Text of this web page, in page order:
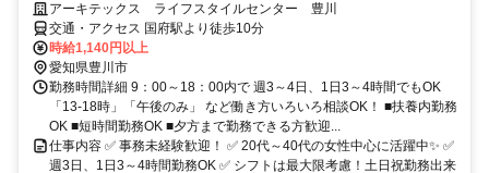
アーキテックス ライフスタイルセンター 豊川
交通・アクセス 国府駅より徒歩10分
時給1,140円以上
愛知県豊川市
勤務時間詳細 9：00～18：00内で 週3～4日、1日3～4時間でもOK
「13‐18時」「午後のみ」 など働き方いろいろ相談OK！ ■扶養内勤務
OK ■短時間勤務OK ■夕方まで勤務できる方歓迎...
仕事内容 ✅ 事務未経験歓迎！ ✅ 20代～40代の女性中心に活躍中✨ ✅
週3日、1日3～4時間勤務OK ✅ シフトは最大限考慮！土日祝勤務出来